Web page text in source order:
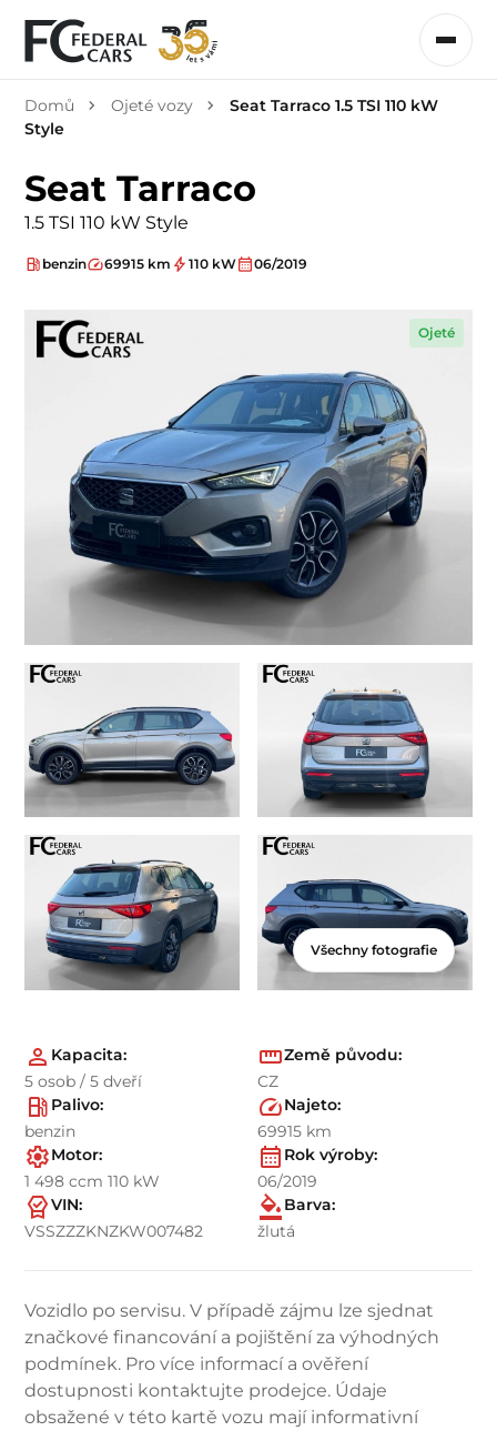
Domů Ojeté vozy
Seat Tarraco 1.5 TSI 110 kW
Style
Seat Tarraco
1.5 TSI 110 kW Style
benzin 69915 km 110 kW 06/2019
Ojeté
Všechny fotografie
Kapacita:
5 osob / 5 dveří
Země původu:
CZ
Palivo:
benzin
Najeto:
69915 km
Motor:
1 498 ccm 110 kW
Rok výroby:
06/2019
VIN:
VSSZZZKNZKW007482
Barva:
žlutá
Vozidlo po servisu. V případě zájmu lze sjednat
značkové financování a pojištění za výhodných
podmínek. Pro více informací a ověření
dostupnosti kontaktujte prodejce. Údaje
obsažené v této kartě vozu mají informativní